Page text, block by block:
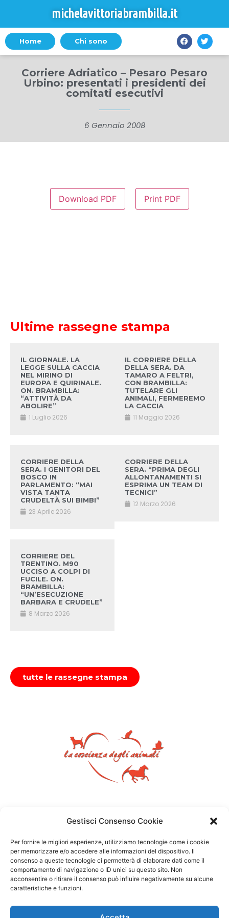
Gestisci Consenso Cookie
Per fornire le migliori esperienze, utilizziamo tecnologie come i cookie
per memorizzare e/o accedere alle informazioni del dispositivo. Il
consenso a queste tecnologie ci permetterà di elaborare dati come il
comportamento di navigazione o ID unici su questo sito. Non
acconsentire o ritirare il consenso può influire negativamente su alcune
caratteristiche e funzioni.
michelavittoriabrambilla.it
Home Chi sono
Corriere Adriatico – Pesaro Pesaro
Urbino: presentati i presidenti dei
comitati esecutivi
6 Gennaio 2008
Download PDF Print PDF
Ultime rassegne stampa
IL GIORNALE. LA
LEGGE SULLA CACCIA
NEL MIRINO DI
EUROPA E QUIRINALE.
ON. BRAMBILLA:
“ATTIVITÀ DA
ABOLIRE”
1 Luglio 2026
IL CORRIERE DELLA
DELLA SERA. DA
TAMARO A FELTRI,
CON BRAMBILLA:
TUTELARE GLI
ANIMALI, FERMEREMO
LA CACCIA
11 Maggio 2026
CORRIERE DELLA
SERA. I GENITORI DEL
BOSCO IN
PARLAMENTO: “MAI
VISTA TANTA
CRUDELTÀ SUI BIMBI”
23 Aprile 2026
CORRIERE DELLA
SERA. “PRIMA DEGLI
ALLONTANAMENTI SI
ESPRIMA UN TEAM DI
TECNICI”
12 Marzo 2026
CORRIERE DEL
TRENTINO. M90
UCCISO A COLPI DI
FUCILE. ON.
BRAMBILLA:
“UN’ESECUZIONE
BARBARA E CRUDELE”
8 Marzo 2026
tutte le rassegne stampa